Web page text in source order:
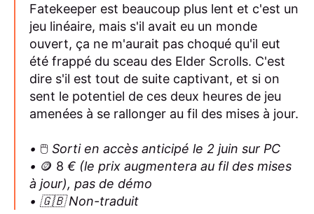
Fatekeeper est beaucoup plus lent et c'est un
jeu linéaire, mais s'il avait eu un monde
ouvert, ça ne m'aurait pas choqué qu'il eut
été frappé du sceau des Elder Scrolls. C'est
dire s'il est tout de suite captivant, et si on
sent le potentiel de ces deux heures de jeu
amenées à se rallonger au fil des mises à jour.
• 🖱️ Sorti en accès anticipé le 2 juin sur PC
• 🪙 8 € (le prix augmentera au fil des mises
à jour), pas de démo
• 🇬🇧 Non-traduit